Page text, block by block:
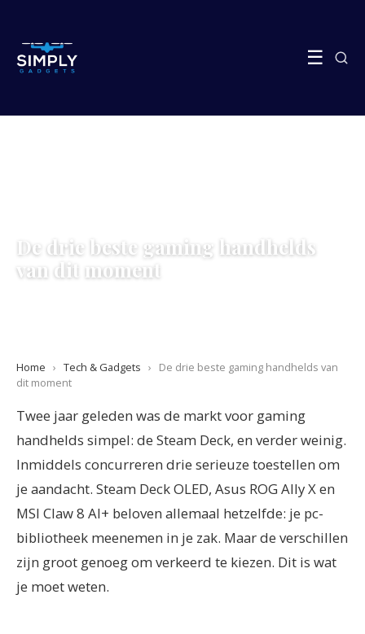
☰
De drie beste gaming handhelds
van dit moment
Home › Tech & Gadgets ›
De drie beste gaming handhelds van
dit moment
Twee jaar geleden was de markt voor gaming
handhelds simpel: de Steam Deck, en verder weinig.
Inmiddels concurreren drie serieuze toestellen om
je aandacht. Steam Deck OLED, Asus ROG Ally X en
MSI Claw 8 AI+ beloven allemaal hetzelfde: je pc-
bibliotheek meenemen in je zak. Maar de verschillen
zijn groot genoeg om verkeerd te kiezen. Dit is wat
je moet weten.